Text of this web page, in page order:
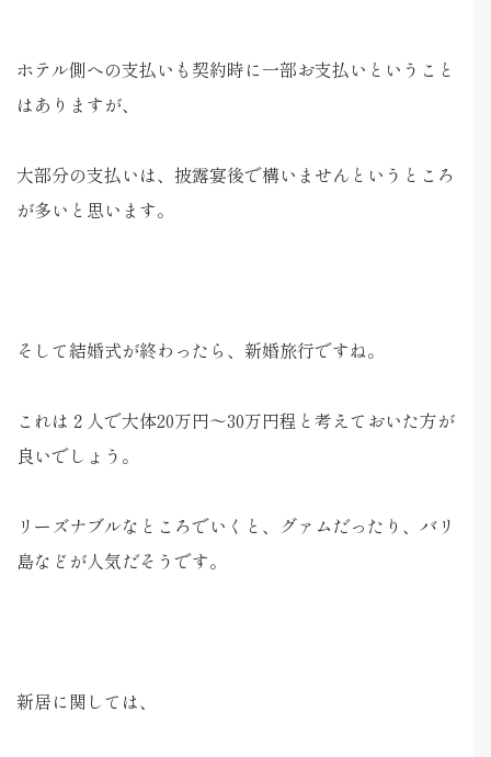
ホテル側への支払いも契約時に一部お支払いということ
はありますが、
大部分の支払いは、披露宴後で構いませんというところ
が多いと思います。
そして結婚式が終わったら、新婚旅行ですね。
これは２人で大体20万円～30万円程と考えておいた方が
良いでしょう。
リーズナブルなところでいくと、グァムだったり、バリ
島などが人気だそうです。
新居に関しては、